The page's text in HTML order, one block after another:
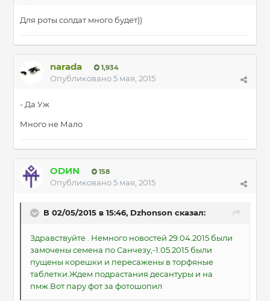
Для роты солдат много будет))
narada 1,934
Опубликовано5 мая, 2015
- Да Уж
Много не Мало
ODИN 158
Опубликовано5 мая, 2015
В 02/05/2015 в 15:46, Dzhonson сказал:
Здравствуйте . Немного новостей 29.04.2015 были
замочены семена по Санчезу,-1.05.2015 были
пущены корешки и пересажены в торфяные
таблетки.Ждем подрастания десантуры и на
пмж.Вот пару фот за фотошопил